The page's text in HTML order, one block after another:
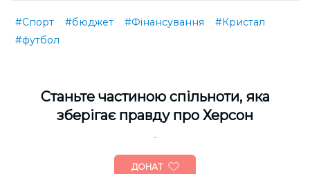
#Спорт #бюджет #Фінансування
#Кристал
#футбол
Cтаньте частиною спільноти, яка
зберігає правду про Херсон
ДОНАТ